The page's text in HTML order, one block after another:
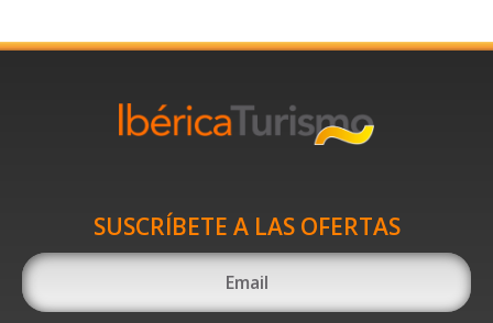
SUSCRÍBETE A LAS OFERTAS